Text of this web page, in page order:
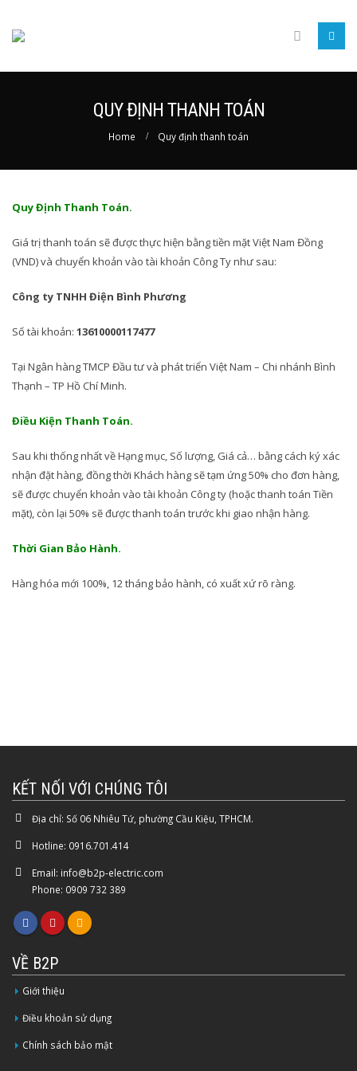
QUY ĐỊNH THANH TOÁN
Home Quy định thanh toán
Quy Định Thanh Toán.
Giá trị thanh toán sẽ được thực hiện bằng tiền mặt Việt Nam Đồng
(VND) và chuyển khoản vào tài khoản Công Ty như sau:
Công ty TNHH Điện Bình Phương
Số tài khoản: 13610000117477
Tại Ngân hàng TMCP Đầu tư và phát triển Việt Nam – Chi nhánh Bình
Thạnh – TP Hồ Chí Minh.
Điều Kiện Thanh Toán.
Sau khi thống nhất về Hạng mục, Số lượng, Giá cả… bằng cách ký xác
nhận đặt hàng, đồng thời Khách hàng sẽ tạm ứng 50% cho đơn hàng,
sẽ được chuyển khoản vào tài khoản Công ty (hoặc thanh toán Tiền
mặt), còn lại 50% sẽ được thanh toán trước khi giao nhận hàng.
Thời Gian Bảo Hành.
Hàng hóa mới 100%, 12 tháng bảo hành, có xuất xứ rõ ràng.
KẾT NỐI VỚI CHÚNG TÔI
Địa chỉ: Số 06 Nhiêu Tứ, phường Cầu Kiệu, TPHCM.
Hotline: 0916.701.414
Email: info@b2p-electric.com
Phone: 0909 732 389
VỀ B2P
Giới thiệu
Điều khoản sử dụng
Chính sách bảo mật